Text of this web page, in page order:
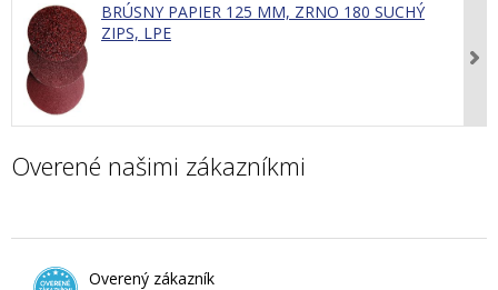
BRÚSNY PAPIER 125 MM, ZRNO 180 SUCHÝ
ZIPS, LPE
Overené našimi zákazníkmi
Overený zákazník